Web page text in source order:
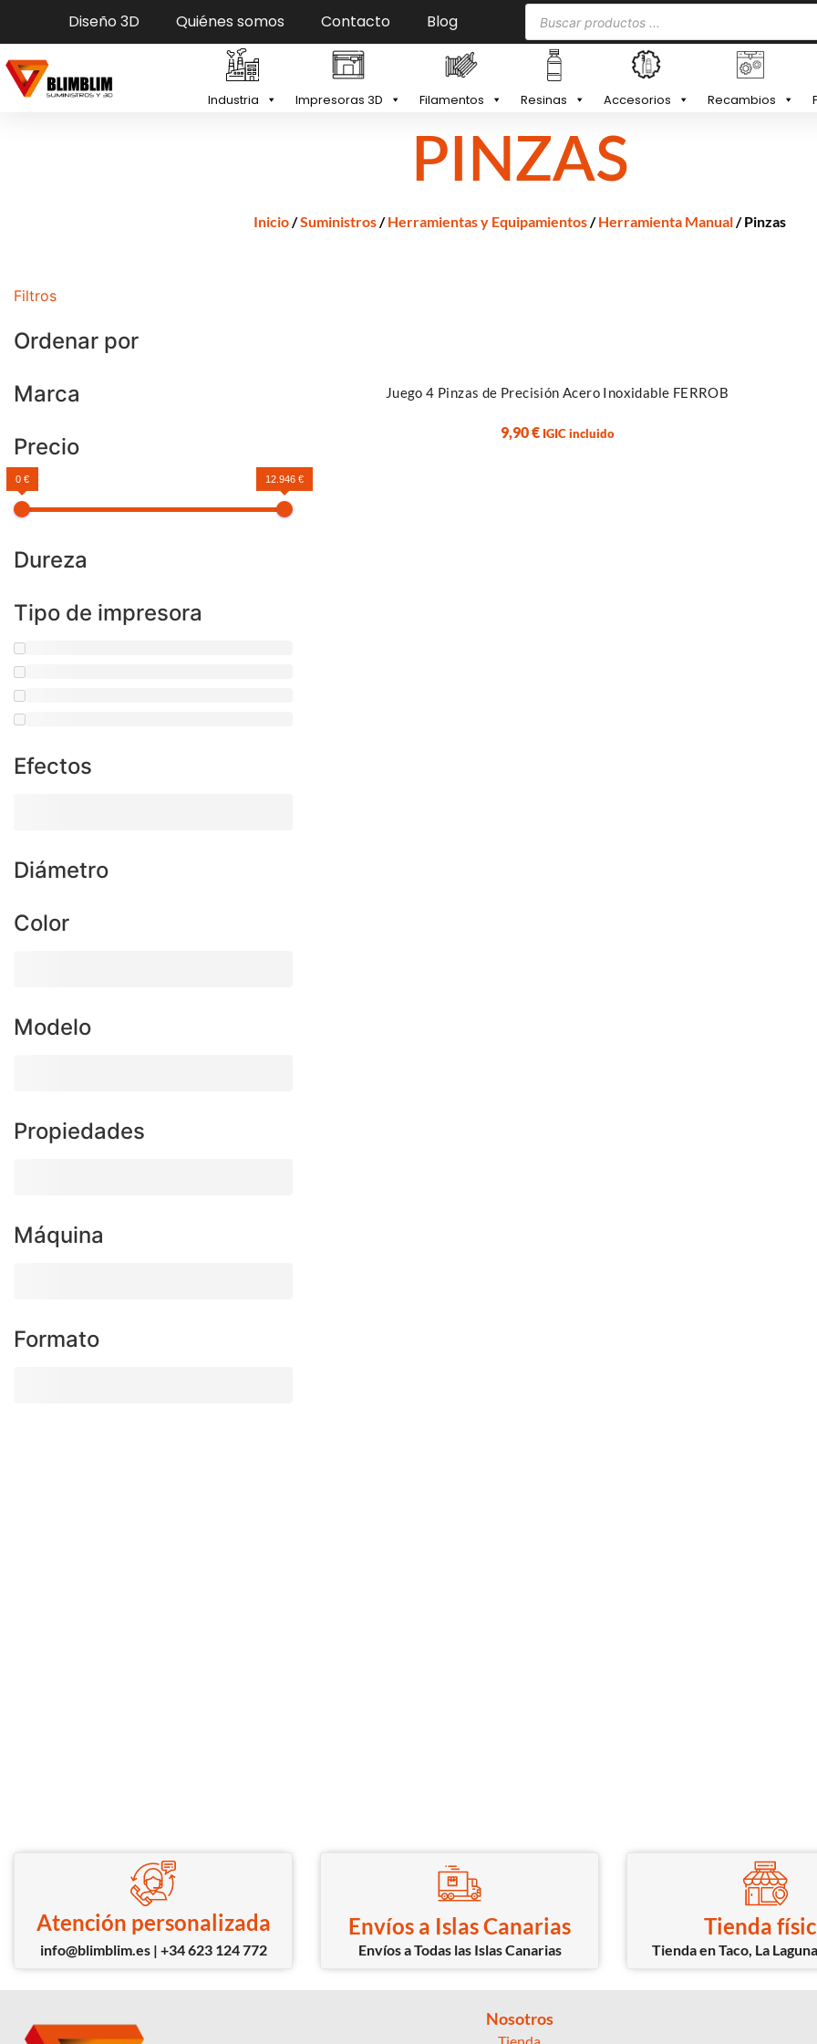
Diseño 3D Quiénes somos Contacto Blog
Industria Impresoras 3D Filamentos Resinas Accesorios Recambios
PINZAS
Inicio/Suministros/Herramientas y Equipamientos/Herramienta Manual/ Pinzas
Filtros
Ordenar por
Marca
Precio
0 € 12.946 €
Dureza
Tipo de impresora
Efectos
Diámetro
Color
Modelo
Propiedades
Máquina
Formato
Juego 4 Pinzas de Precisión Acero Inoxidable FERROB
9,90€ IGIC incluido
Atención personalizada
info@blimblim.es | +34 623 124 772
Envíos a Islas Canarias
Envíos a Todas las Islas Canarias
Tienda
Tienda en Taco, La
Nosotros